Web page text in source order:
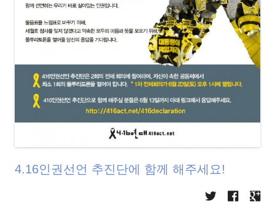
4.16인권선언 추진단에 함께 해주세요!